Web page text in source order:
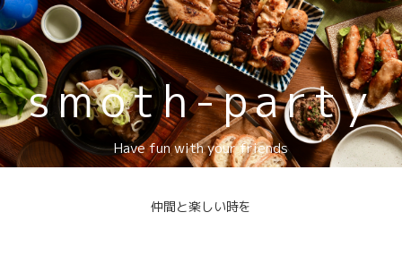
smoth-party
Have fun with your friends
仲間と楽しい時を